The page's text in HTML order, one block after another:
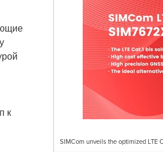
SIMCom unveils the optimized LTE
к